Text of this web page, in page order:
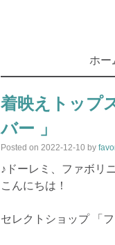
ホー
着映えトップ
バー 」
Posted on 2022-12-10 by
♪ドーレミ、ファボリ
こんにちは！
セレクトショップ 「